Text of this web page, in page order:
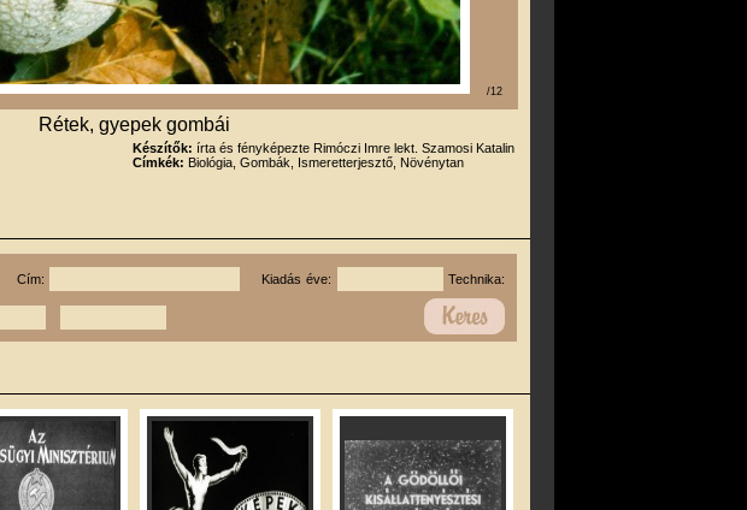
/12
Rétek, gyepek gombái
Készítők: írta és fényképezte Rimóczi Imre lekt. Szamosi Katalin
Címkék: Biológia, Gombák, Ismeretterjesztő, Növénytan
Cím: Kiadás éve: Technika: